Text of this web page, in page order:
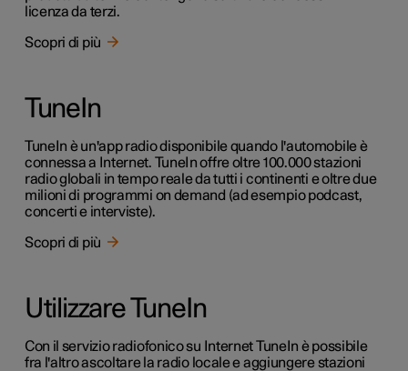
licenza da terzi.
Scopri di più
TuneIn
TuneIn è un'app radio disponibile quando l'automobile è
connessa a Internet. TuneIn offre oltre 100.000 stazioni
radio globali in tempo reale da tutti i continenti e oltre due
milioni di programmi on demand (ad esempio podcast,
concerti e interviste).
Scopri di più
Utilizzare TuneIn
Con il servizio radiofonico su Internet TuneIn è possibile
fra l'altro ascoltare la radio locale e aggiungere stazioni